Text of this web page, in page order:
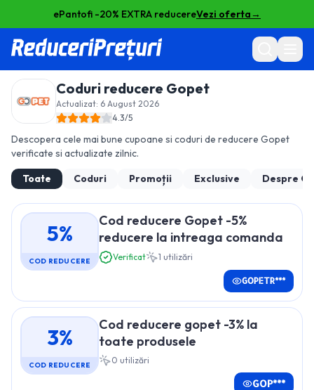
ePantofi -20% EXTRA reducereVezi oferta→
Coduri reducere Gopet
Actualizat: 6 August 2026
4.3/5
Descopera cele mai bune cupoane si coduri de reducere Gopet
verificate si actualizate zilnic.
Toate
Coduri Promoții Exclusive Despre
5%
COD REDUCERE
Cod reducere Gopet -5%
reducere la intreaga comanda
Verificat 1 utilizări
GOPETR***
3%
COD REDUCERE
Cod reducere gopet -3% la
toate produsele
0 utilizări
GOP***